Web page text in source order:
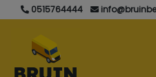
0515764444